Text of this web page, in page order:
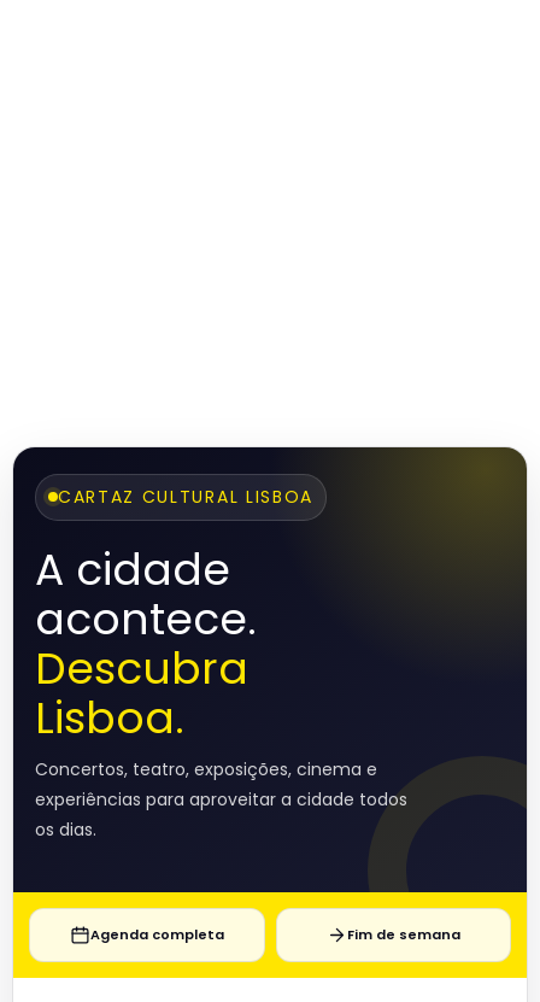
CARTAZ CULTURAL LISBOA
A cidade
acontece.
Descubra
Lisboa.
Concertos, teatro, exposições, cinema e
experiências para aproveitar a cidade todos
os dias.
Agenda completa Fim de semana